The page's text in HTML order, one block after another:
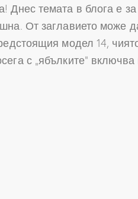
Днес темата в блога е
От заглавието може
модел 14,
с „ябълките“